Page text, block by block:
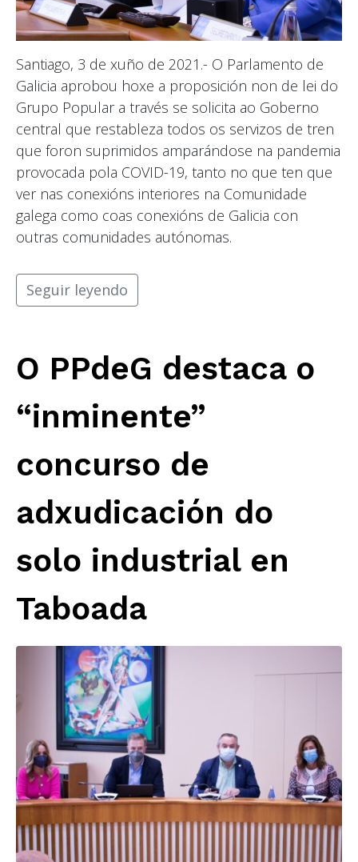
Santiago, 3 de xuño de 2021.- O Parlamento de
Galicia aprobou hoxe a proposición non de lei do
Grupo Popular a través se solicita ao Goberno
central que restableza todos os servizos de tren
que foron suprimidos amparándose na pandemia
provocada pola COVID-19, tanto no que ten que
ver nas conexións interiores na Comunidade
galega como coas conexións de Galicia con
outras comunidades autónomas.
Seguir leyendo
O PPdeG destaca o
“inminente”
concurso de
adxudicación do
solo industrial en
Taboada